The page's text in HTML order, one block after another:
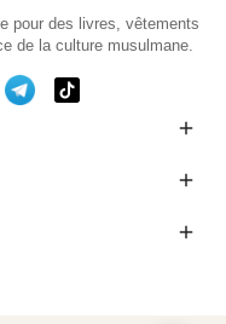
pour des livres, vêtements
de la culture musulmane.


